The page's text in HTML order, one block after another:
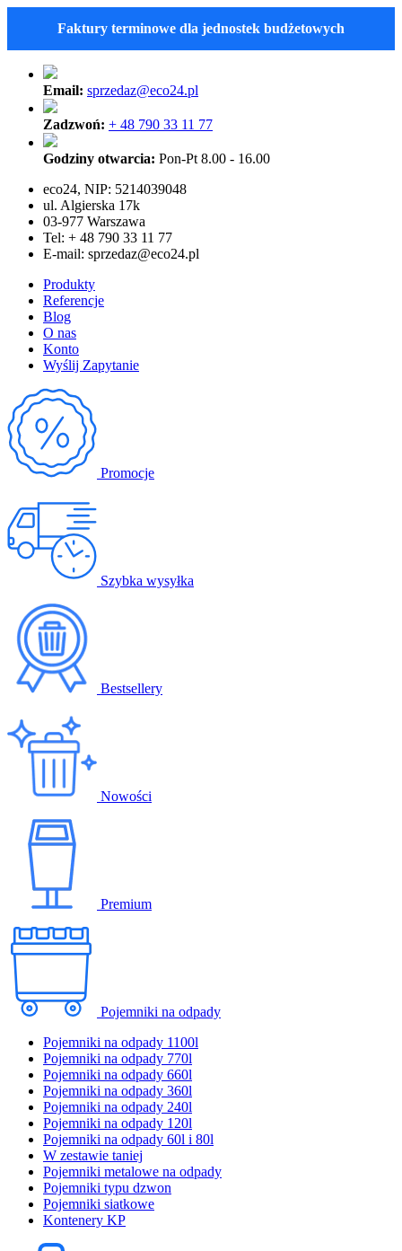
Faktury terminowe dla jednostek budżetowych
Email: sprzedaz@eco24.pl
Zadzwoń: + 48 790 33 11 77
Godziny otwarcia: Pon-Pt 8.00 - 16.00
eco24, NIP: 5214039048
ul. Algierska 17k
03-977 Warszawa
Tel: + 48 790 33 11 77
E-mail: sprzedaz@eco24.pl
Produkty
Referencje
Blog
O nas
Konto
Wyślij Zapytanie
Promocje
Szybka wysyłka
Bestsellery
Nowości
Premium
Pojemniki na odpady
Pojemniki na odpady 1100l
Pojemniki na odpady 770l
Pojemniki na odpady 660l
Pojemniki na odpady 360l
Pojemniki na odpady 240l
Pojemniki na odpady 120l
Pojemniki na odpady 60l i 80l
W zestawie taniej
Pojemniki metalowe na odpady
Pojemniki typu dzwon
Pojemniki siatkowe
Kontenery KP